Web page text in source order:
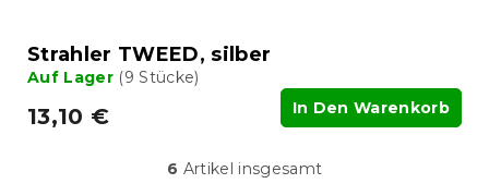
Strahler TWEED, silber
Auf Lager (9 Stücke)
13,10 € In Den Warenkorb
S
6 Artikel insgesamt